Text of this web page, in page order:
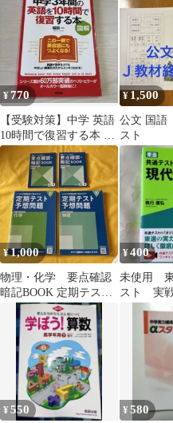
¥770
【受験対策】中学 英語
10時間で復習する本 図
解 オールカラー 受験
参考書
¥ 1,500
公文 国語
スト
¥1,000
物理・化学 要点確認
暗記BOOK 定期テスト
予想問題 4冊セット
¥400
未使用
スト 実
代社会
演習 共
¥550 ¥580